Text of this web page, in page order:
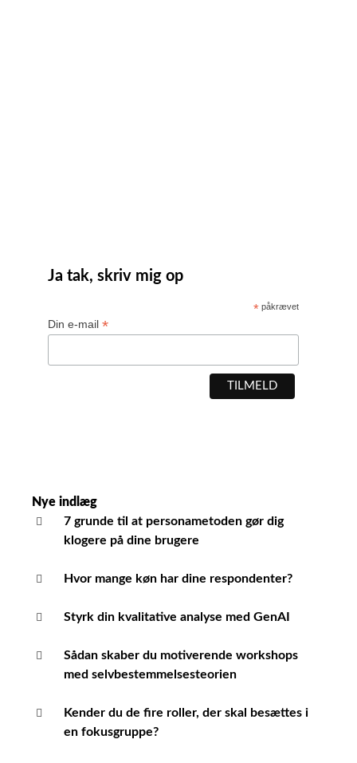
Ja tak, skriv mig op
*påkrævet
Din e-mail *
Nye indlæg
7 grunde til at personametoden gør dig
klogere på dine brugere
Hvor mange køn har dine respondenter?
Styrk din kvalitative analyse med GenAI
Sådan skaber du motiverende workshops
med selvbestemmelsesteorien
Kender du de fire roller, der skal besættes i
en fokusgruppe?